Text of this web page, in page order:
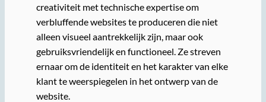
creativiteit met technische expertise om
verbluffende websites te produceren die niet
alleen visueel aantrekkelijk zijn, maar ook
gebruiksvriendelijk en functioneel. Ze streven
ernaar om de identiteit en het karakter van elke
klant te weerspiegelen in het ontwerp van de
website.